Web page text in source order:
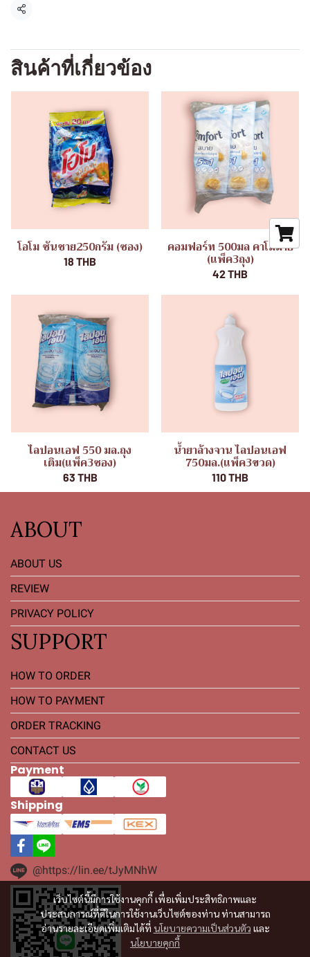
แชร์
สินค้าที่เกี่ยวข้อง
โอโม ซันชาย250กรัม (ซอง)
18 THB
คอมฟอร์ท 500มล คาโมมาย
(แพ็ค3ถุง)
42 THB
ไลปอนเอฟ 550 มล.ถุง
เติม(แพ็ค3ซอง)
63 THB
น้ำยาล้างจาน ไลปอนเอฟ
750มล.(แพ็ค3ขวด)
110 THB
เว็บไซต์นี้มีการใช้งานคุกกี้ เพื่อเพิ่มประสิทธิภาพและ
ประสบการณ์ที่ดีในการใช้งานเว็บไซต์ของท่าน ท่านสามารถ
อ่านรายละเอียดเพิ่มเติมได้ที่ นโยบายความเป็นส่วนตัว และ
นโยบายคุกกี้
ABOUT
ABOUT US
REVIEW
PRIVACY POLICY
SUPPORT
HOW TO ORDER
HOW TO PAYMENT
ORDER TRACKING
CONTACT US
Payment
Shipping
@https://lin.ee/tJyMNhW